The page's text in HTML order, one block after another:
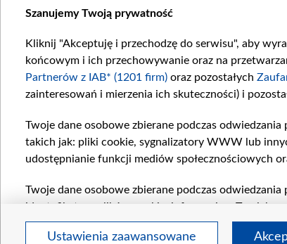
Szanujemy Twoją prywatność
Kliknij "Akceptuję i przechodzę do serwisu", aby
końcowym i ich przechowywanie oraz na
Partnerów z IAB* (1201 firm) oraz pozostałych
zainteresowań i mierzenia ich skuteczności) i
Twoje dane osobowe zbierane podczas odwiedzania
takich jak: pliki cookie, sygnalizatory WWW lub
udostępnianie funkcji mediów społecznościowych
Twoje dane osobowe zbierane podczas odwiedzania
identyfikatory plików cookie, informacje o Twoich
pozostałychZaufanych Partnerów TVP
dla
wyboru spersonalizowanych reklam, tworzenia
Ustawienia zaawansowane